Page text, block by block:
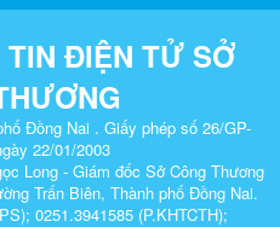
ĐIỆN TỬ SỞ
Đồng Nai . Giấy phép số 26/GP-
22/01/2003
Long - Giám đốc Sở Công Thương
Trấn Biên, Thành phố Đồng Nai.
0251.3941585 (P.KHTCTH);